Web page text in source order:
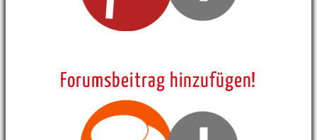
Forumsbeitrag hinzufügen!